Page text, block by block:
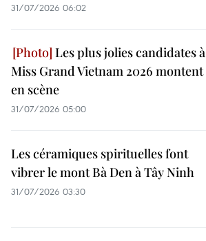
31/07/2026 06:02
Les plus jolies candidates à
Miss Grand Vietnam 2026 montent
en scène
31/07/2026 05:00
Les céramiques spirituelles font
vibrer le mont Bà Den à Tây Ninh
31/07/2026 03:30